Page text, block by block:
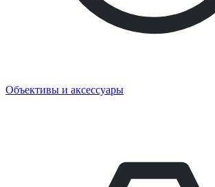
Объективы и аксессуары